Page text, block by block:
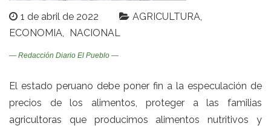
1 de abril de 2022
AGRICULTURA
ECONOMIA
NACIONAL
— Redacción Diario El Pueblo —
El estado peruano debe poner fin a la especulación de
precios de los alimentos, proteger a las familias
agricultoras que producimos alimentos nutritivos y